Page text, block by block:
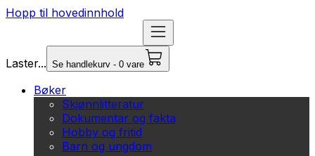
Hopp til hovedinnhold
Laster... Se handlekurv - 0 vare
Bøker
Skjønnlitteratur
Dokumentar og fakta
Hobby og fritid
Barn og ungdom